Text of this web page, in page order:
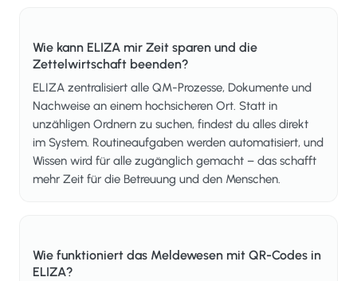
Wie kann ELIZA mir Zeit sparen und die
Zettelwirtschaft beenden?
ELIZA zentralisiert alle QM-Prozesse, Dokumente und
Nachweise an einem hochsicheren Ort. Statt in
unzähligen Ordnern zu suchen, findest du alles direkt
im System. Routineaufgaben werden automatisiert, und
Wissen wird für alle zugänglich gemacht – das schafft
mehr Zeit für die Betreuung und den Menschen.
Wie funktioniert das Meldewesen mit QR-Codes in
ELIZA?